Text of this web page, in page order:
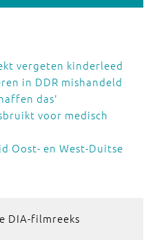
vergeten kinderleed
in DDR mishandeld
das'
voor medisch
Oost- en West-Duitse
DIA-filmreeks